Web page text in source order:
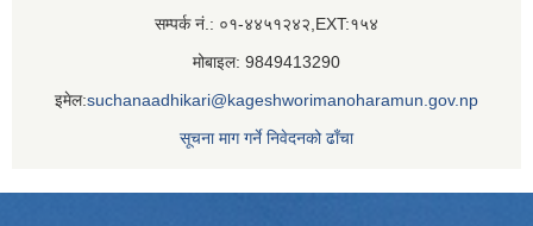
सम्पर्क नं.: ०१-४४५१२४२,EXT:१५४
मोबाइल: 9849413290
इमेल:suchanaadhikari@kageshworimanoharamun.gov.np
सूचना माग गर्ने निवेदनको ढाँचा